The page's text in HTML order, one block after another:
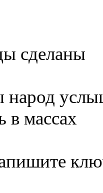
сделаны
народ
в массах